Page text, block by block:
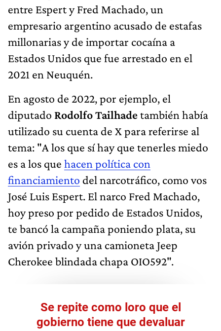
entre Espert y Fred Machado, un
empresario argentino acusado de estafas
millonarias y de importar cocaína a
Estados Unidos que fue arrestado en el
2021 en Neuquén.
En agosto de 2022, por ejemplo, el
diputado Rodolfo Tailhadetambién había
utilizado su cuenta de X para referirse al
tema: "A los que sí hay que tenerles miedo
es a los que hacen política con
financiamiento del narcotráfico, como vos
José Luis Espert. El narco Fred Machado,
hoy preso por pedido de Estados Unidos,
te bancó la campaña poniendo plata, su
avión privado y una camioneta Jeep
Cherokee blindada chapa OIO592".
Se repite como loro que el
gobierno tiene que devaluar